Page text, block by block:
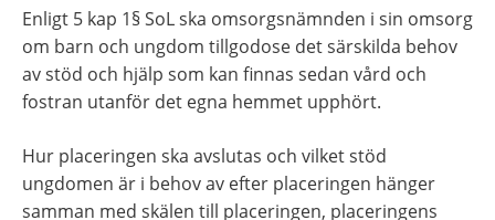
Enligt 5 kap 1§ SoL ska omsorgsnämnden i sin omsorg
om barn och ungdom tillgodose det särskilda behov
av stöd och hjälp som kan finnas sedan vård och
fostran utanför det egna hemmet upphört.
Hur placeringen ska avslutas och vilket stöd
ungdomen är i behov av efter placeringen hänger
samman med skälen till placeringen, placeringens